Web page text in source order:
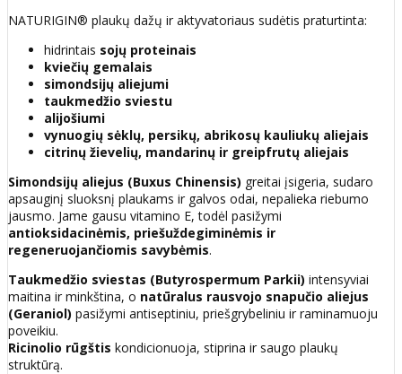
NATURIGIN® plaukų dažų ir aktyvatoriaus sudėtis praturtinta:
hidrintais sojų proteinais
kviečių gemalais
simondsijų aliejumi
taukmedžio sviestu
alijošiumi
vynuogių sėklų, persikų, abrikosų kauliukų aliejais
citrinų žievelių, mandarinų ir greipfrutų aliejais
Simondsijų aliejus (Buxus Chinensis) greitai įsigeria, sudaro
apsauginį sluoksnį plaukams ir galvos odai, nepalieka riebumo
jausmo. Jame gausu vitamino E, todėl pasižymi
antioksidacinėmis, priešuždegiminėmis ir
regeneruojančiomis savybėmis.
Taukmedžio sviestas (Butyrospermum Parkii) intensyviai
maitina ir minkština, o natūralus rausvojo snapučio aliejus
(Geraniol) pasižymi antiseptiniu, priešgrybeliniu ir raminamuoju
poveikiu.
Ricinolio rūgštis kondicionuoja, stiprina ir saugo plaukų
struktūrą.